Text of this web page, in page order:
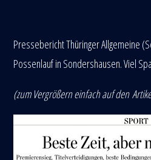
Pressebericht Thüringer Allgemeine
Possenlauf in Sondershausen. Viel
(zum Vergrößern einfach auf den